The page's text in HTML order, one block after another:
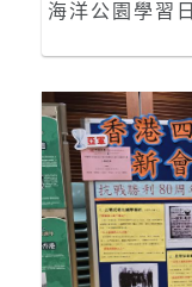
海洋公園學習日